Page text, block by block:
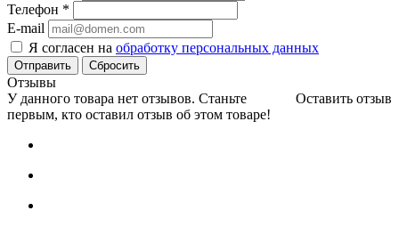
Телефон *
E-mail
Я согласен на обработку персональных данных
Сбросить
Отзывы
Оставить отзыв
У данного товара нет отзывов. Станьте
первым, кто оставил отзыв об этом товаре!